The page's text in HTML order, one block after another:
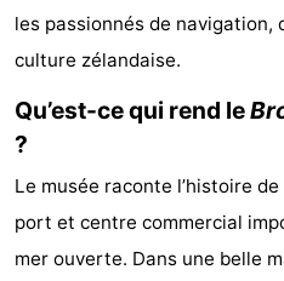
-
De
Oase
-
Duinoord
-
Ginsterveld
-
les passionnés de navigation,
culture zélandaise.
Qu’est-ce qui rend le
?
Le musée raconte l’histoire de
port et centre commercial
mer ouverte. Dans une belle